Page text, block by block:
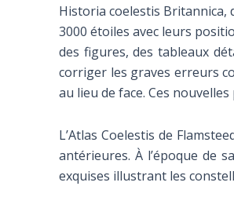
Historia coelestis Britannica,
3000 étoiles avec leurs
des figures, des tableaux
corriger les graves erreurs
au lieu de face. Ces
L’Atlas Coelestis de
antérieures. À l’époque de
exquises illustrant les